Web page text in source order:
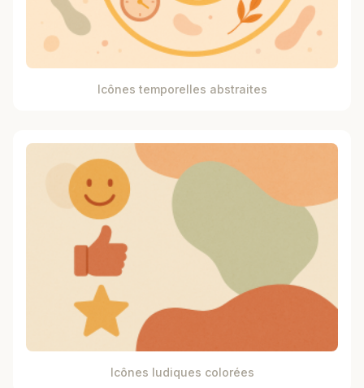
Icônes temporelles abstraites
Icônes ludiques colorées